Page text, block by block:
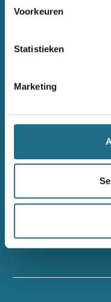
Voorkeuren
Statistieken
Marketing
Wandelinspiratie
Gezondheid
+32(0)50 40 51 40
BE 0643 481 073